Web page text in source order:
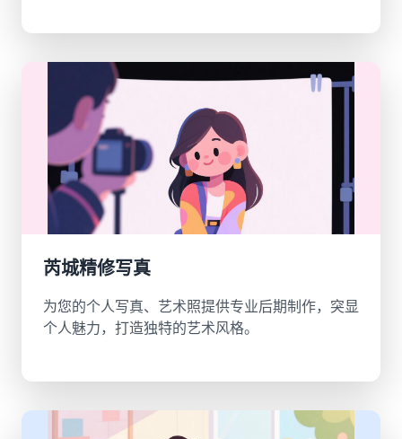
芮城精修写真
为您的个人写真、艺术照提供专业后期制作，突显
个人魅力，打造独特的艺术风格。